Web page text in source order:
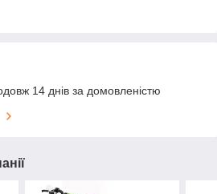
14 днів за домовленістю